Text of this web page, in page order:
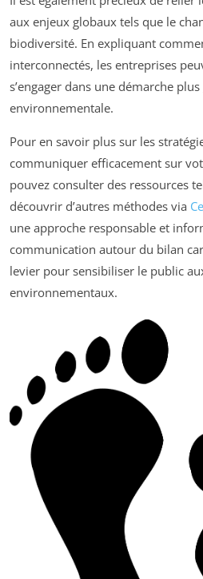
aux enjeux globaux tels que le
biodiversité. En expliquant
interconnectés, les entreprises
s’engager dans une démarche
environnementale.
Pour en savoir plus sur les
communiquer efficacement sur
pouvez consulter des ressources
découvrir d’autres méthodes via
une approche responsable et
communication autour du bilan
levier pour sensibiliser le public
environnementaux.